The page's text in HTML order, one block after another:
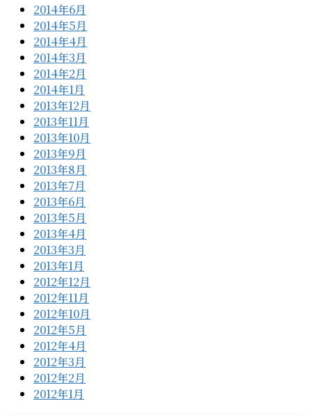
2014年6月
2014年5月
2014年4月
2014年3月
2014年2月
2014年1月
2013年12月
2013年11月
2013年10月
2013年9月
2013年8月
2013年7月
2013年6月
2013年5月
2013年4月
2013年3月
2013年1月
2012年12月
2012年11月
2012年10月
2012年5月
2012年4月
2012年3月
2012年2月
2012年1月